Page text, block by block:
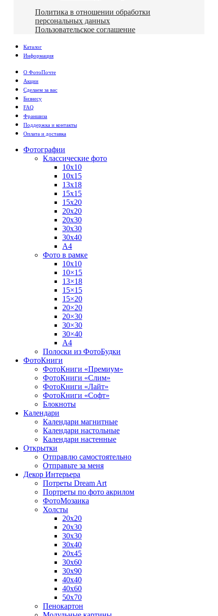
Политика в отношении обработки
персональных данных
Пользовательское соглашение
Каталог
Информация
О ФотоПочте
Акции
Сделаем за вас
Бизнесу
FAQ
Франшиза
Поддержка и контакты
Оплата и доставка
Фотографии
Классические фото
10х10
10х15
13х18
15х15
15х20
20х20
20х30
30х30
30х40
А4
Фото в рамке
10х10
10×15
13×18
15×15
15×20
20×20
20×30
30×30
30×40
A4
Полоски из ФотоБудки
ФотоКниги
ФотоКниги «Премиум»
ФотоКниги «Слим»
ФотоКниги «Лайт»
ФотоКниги «Софт»
Блокноты
Календари
Календари магнитные
Календари настольные
Календари настенные
Открытки
Отправлю самостоятельно
Отправьте за меня
Декор Интерьера
Потреты Dream Art
Портреты по фото акрилом
ФотоМозаика
Холсты
20х20
20х30
30х30
30х40
20х45
30х60
30х90
40х40
40х60
50х70
Пенокартон